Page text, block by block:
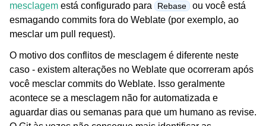
mesclagem está configurado para Rebase ou você está
esmagando commits fora do Weblate (por exemplo, ao
mesclar um pull request).
O motivo dos conflitos de mesclagem é diferente neste
caso - existem alterações no Weblate que ocorreram após
você mesclar commits do Weblate. Isso geralmente
acontece se a mesclagem não for automatizada e
aguardar dias ou semanas para que um humano as revise.